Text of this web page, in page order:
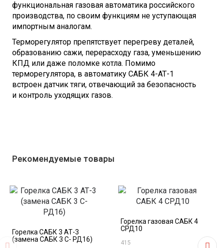
Необходимое разрежение в дымоходе
котла
5-25
Подвод газа для САБК 4-АТ-1
1/2
Габаритный размеры
280х153х275
функциональная газовая автоматика российского
производства, по своим функциям не уступающая
импортным аналогам.
Терморегулятор препятствует перегреву деталей,
образованию сажи, перерасходу газа, уменьшению
КПД или даже поломке котла. Помимо
терморегулятора, в автоматику САБК 4-АТ-1
встроен датчик тяги, отвечающий за безопасность
и контроль уходящих газов.
Рекомендуемые товары
Горелка САБК 3 АТ-3
(замена САБК 3 С- РД16)
Горелка газовая САБК 4
CРД10
415